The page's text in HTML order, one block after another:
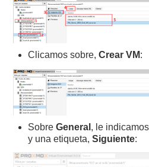
Clicamos sobre,Crear VM:
SobreGeneral , le
y una etiqueta,Siguiente: